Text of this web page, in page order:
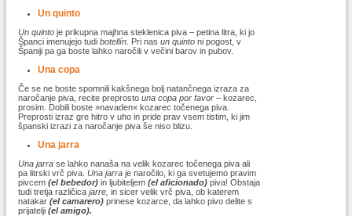
Un quinto
Un quinto je prikupna majhna steklenica piva – petina litra, ki jo
Španci imenujejo tudi botellín . Pri nas un quinto ni pogost, v
Španiji pa ga boste lahko naročili v večini barov in pubov.
Una copa
Če se ne boste spomnili kakšnega bolj natančnega izraza za
naročanje piva, recite preprosto una copa por favor – kozarec,
prosim. Dobili boste »navaden« kozarec točenega piva.
Preprosti izraz gre hitro v uho in pride prav vsem tistim, ki jim
španski izrazi za naročanje piva še niso blizu.
Una jarra
Una jarra se lahko nanaša na velik kozarec točenega piva ali
pa litrski vrč piva. Una jarra je naročilo, ki ga svetujemo pravim
pivcem (el bebedor) in ljubiteljem (el aficionado) piva! Obstaja
tudi tretja različica jarre, in sicer velik vrč piva, ob katerem
natakar (el camarero) prinese kozarce, da lahko pivo delite s
prijatelji (el amigo).